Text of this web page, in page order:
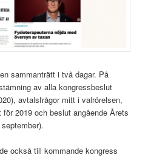
sammanträtt i två dagar. På
av alla kongressbeslut
avtalsfrågor mitt i valrörelsen,
2019 och beslut angående Årets
också till kommande kongress